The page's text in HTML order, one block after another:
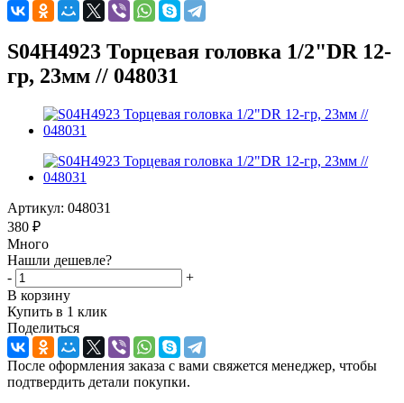
S04H4923 Торцевая головка 1/2"DR 12-
гр, 23мм // 048031
Артикул: 048031
380 ₽
Много
Нашли дешевле?
-
+
В корзину
Купить в 1 клик
Поделиться
После оформления заказа с вами свяжется менеджер, чтобы
подтвердить детали покупки.